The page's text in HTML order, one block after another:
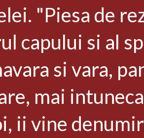
"Piesa de
capului si al
si vara,
mai
ii vine